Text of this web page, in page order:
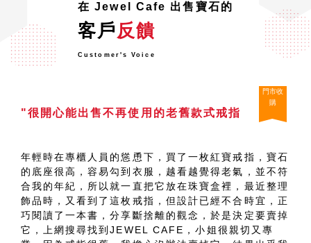
在 Jewel Cafe 出售寶石的
客戶反饋
Customer's Voice
"很開心能出售不再使用的老舊款式戒指
門市收
購
年輕時在專櫃人員的慫恿下，買了一枚紅寶戒指，寶石
的底座很高，容易勾到衣服，越看越覺得老氣，並不符
合我的年紀，所以就一直把它放在珠寶盒裡，最近整理
飾品時，又看到了這枚戒指，但設計已經不合時宜，正
巧閱讀了一本書，分享斷捨離的觀念，於是決定要賣掉
它，上網搜尋找到JEWEL CAFE，小姐很親切又專